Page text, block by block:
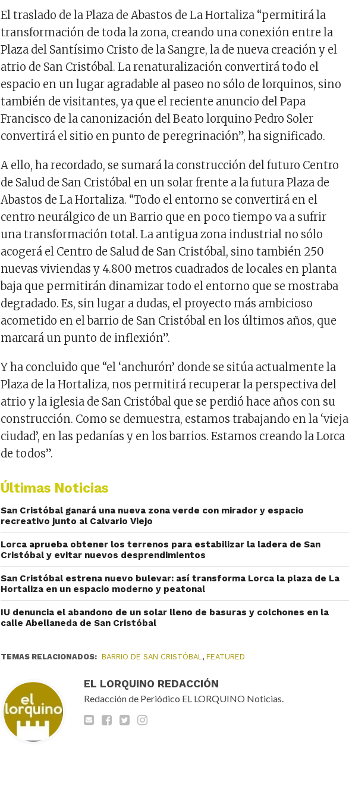
El traslado de la Plaza de Abastos de La Hortaliza “permitirá la
transformación de toda la zona, creando una conexión entre la
Plaza del Santísimo Cristo de la Sangre, la de nueva creación y el
atrio de San Cristóbal. La renaturalización convertirá todo el
espacio en un lugar agradable al paseo no sólo de lorquinos, sino
también de visitantes, ya que el reciente anuncio del Papa
Francisco de la canonización del Beato lorquino Pedro Soler
convertirá el sitio en punto de peregrinación”, ha significado.
A ello, ha recordado, se sumará la construcción del futuro Centro
de Salud de San Cristóbal en un solar frente a la futura Plaza de
Abastos de La Hortaliza. “Todo el entorno se convertirá en el
centro neurálgico de un Barrio que en poco tiempo va a sufrir
una transformación total. La antigua zona industrial no sólo
acogerá el Centro de Salud de San Cristóbal, sino también 250
nuevas viviendas y 4.800 metros cuadrados de locales en planta
baja que permitirán dinamizar todo el entorno que se mostraba
degradado. Es, sin lugar a dudas, el proyecto más ambicioso
acometido en el barrio de San Cristóbal en los últimos años, que
marcará un punto de inflexión”.
Y ha concluido que “el ‘anchurón’ donde se sitúa actualmente la
Plaza de la Hortaliza, nos permitirá recuperar la perspectiva del
atrio y la iglesia de San Cristóbal que se perdió hace años con su
construcción. Como se demuestra, estamos trabajando en la ‘vieja
ciudad’, en las pedanías y en los barrios. Estamos creando la Lorca
de todos”.
Últimas Noticias
San Cristóbal ganará una nueva zona verde con mirador y espacio
recreativo junto al Calvario Viejo
Lorca aprueba obtener los terrenos para estabilizar la ladera de San
Cristóbal y evitar nuevos desprendimientos
San Cristóbal estrena nuevo bulevar: así transforma Lorca la plaza de La
Hortaliza en un espacio moderno y peatonal
IU denuncia el abandono de un solar lleno de basuras y colchones en la
calle Abellaneda de San Cristóbal
TEMAS RELACIONADOS: BARRIO DE SAN CRISTÓBAL,FEATURED
EL LORQUINO REDACCIÓN
Redacción de Periódico EL LORQUINO Noticias.